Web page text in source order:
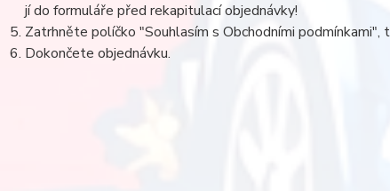
jí do formuláře před rekapitulací objednávky!
Zatrhněte políčko "Souhlasím s Obchodními
Dokončete objednávku.